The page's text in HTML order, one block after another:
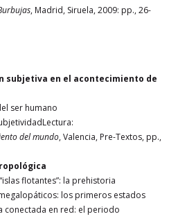
, Madrid, Siruela, 2009: pp., 26-
subjetiva en el acontecimiento de
ser humano
del mundo, Valencia, Pre-Textos, pp.,
flotantes”: la prehistoria
los primeros estados
conectada en red: el periodo